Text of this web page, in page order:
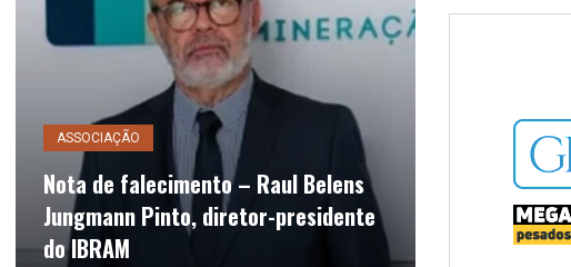
ASSOCIAÇÃO
Nota de falecimento – Raul Belens
Jungmann Pinto, diretor-presidente
do IBRAM